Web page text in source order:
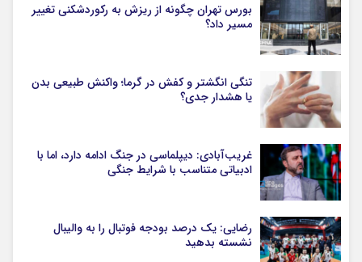
بورس تهران چگونه از ریزش به رکوردشکنی تغییر
مسیر داد؟
تنگی انگشتر و کفش در گرما؛ واکنش طبیعی بدن
یا هشدار جدی؟
غریب‌آبادی: دیپلماسی در جنگ ادامه دارد، اما با
ادبیاتی متناسب با شرایط جنگی
رضایی: یک درصد بودجه فوتبال را به والیبال
نشسته بدهید